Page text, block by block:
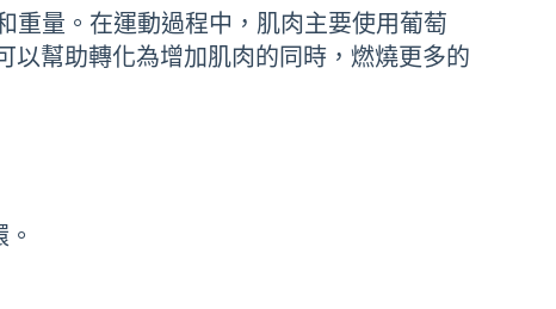
重量。在運動過程中，肌肉主要使用葡萄
以幫助轉化為增加肌肉的同時，燃燒更多的